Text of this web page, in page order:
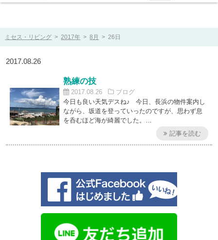
ミセス・リビング > 2017年 > 8月 > 26日
2017.08.26
熟練の技
2017.08.26
ブログ
今日も良い天気デスね♪ 今日、長浜の物件案内し
ながら、坂道を登っていったのですが、思わず息
を呑むほど海が綺麗でした。…
記事を読む